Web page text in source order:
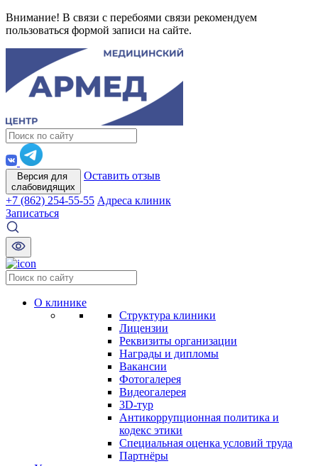
Внимание! В связи с перебоями связи рекомендуем
пользоваться формой записи на сайте.
Версия для
слабовидящих
Оставить отзыв
+7 (862) 254-55-55 Адреса клиник
Записаться
О клинике
Структура клиники
Лицензии
Реквизиты организации
Награды и дипломы
Вакансии
Фотогалерея
Видеогалерея
3D-тур
Антикоррупционная политика и
кодекс этики
Специальная оценка условий труда
Партнёры